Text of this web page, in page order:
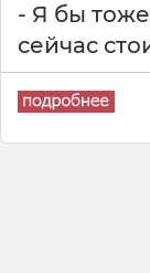
- Я бы
сейчас